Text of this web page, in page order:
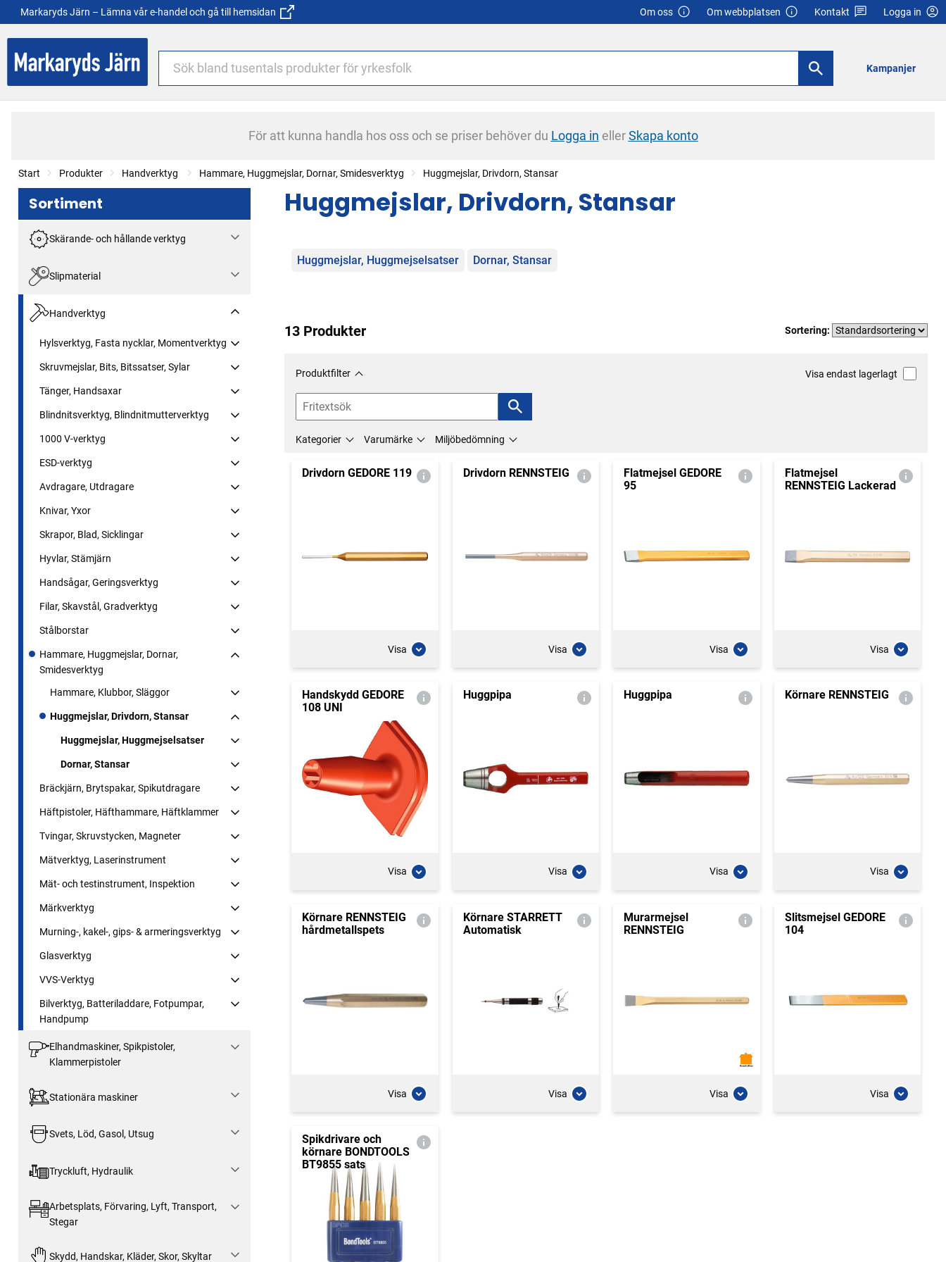
Markaryds Järn – Lämna vår e-handel och gå till hemsidan Om oss Om webbplatsen Kontakt Logga in
Kampanjer
För att kunna handla hos oss och se priser behöver du Logga in ellerSkapa konto
Start Produkter Handverktyg Hammare, Huggmejslar, Dornar, Smidesverktyg Huggmejslar, Drivdorn, Stansar
Sortiment
Skärande- och hållande verktyg
Slipmaterial
Handverktyg
Hylsverktyg, Fasta nycklar, Momentverktyg
Skruvmejslar, Bits, Bitssatser, Sylar
Tänger, Handsaxar
Blindnitsverktyg, Blindnitmutterverktyg
1000 V-verktyg
ESD-verktyg
Avdragare, Utdragare
Knivar, Yxor
Skrapor, Blad, Sicklingar
Hyvlar, Stämjärn
Handsågar, Geringsverktyg
Filar, Skavstål, Gradverktyg
Stålborstar
Hammare, Huggmejslar, Dornar,
Smidesverktyg
Hammare, Klubbor, Släggor
Huggmejslar, Drivdorn, Stansar
Huggmejslar, Huggmejselsatser
Dornar, Stansar
Bräckjärn, Brytspakar, Spikutdragare
Häftpistoler, Häfthammare, Häftklammer
Tvingar, Skruvstycken, Magneter
Mätverktyg, Laserinstrument
Mät- och testinstrument, Inspektion
Märkverktyg
Murning-, kakel-, gips- & armeringsverktyg
Glasverktyg
VVS-Verktyg
Bilverktyg, Batteriladdare, Fotpumpar,
Handpump
Elhandmaskiner, Spikpistoler,
Klammerpistoler
Stationära maskiner
Svets, Löd, Gasol, Utsug
Tryckluft, Hydraulik
Arbetsplats, Förvaring, Lyft, Transport,
Stegar
Skydd, Handskar, Kläder, Skor, Skyltar
Huggmejslar, Drivdorn, Stansar
Kategorier
Huggmejslar, Huggmejselsatser Dornar, Stansar
13 Produkter Sortering:
Produktfilter Visa endast lagerlagt
Kategorier Varumärke Miljöbedömning
Drivdorn GEDORE 119
Visa
Drivdorn RENNSTEIG
Visa
Flatmejsel GEDORE
95
Visa
Flatmejsel
RENNSTEIG Lackerad
Visa
Handskydd GEDORE
108 UNI
Visa
Huggpipa
Visa
Huggpipa
Visa
Körnare RENNSTEIG
Visa
Körnare RENNSTEIG
hårdmetallspets
Visa
Körnare STARRETT
Automatisk
Visa
Murarmejsel
RENNSTEIG
Visa
Slitsmejsel GEDORE
104
Visa
Spikdrivare och
körnare BONDTOOLS
BT9855 sats